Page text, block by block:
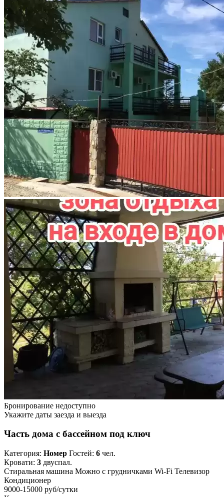
Бронирование недоступно
Укажите даты заезда и выезда
Часть дома с бассейном под ключ
Категория: Номер Гостей: 6 чел.
Кровати: 3 двуспал.
Стиральная машина Можно с грудничками Wi-Fi Телевизор
Кондиционер
9000-15000 руб/сутки